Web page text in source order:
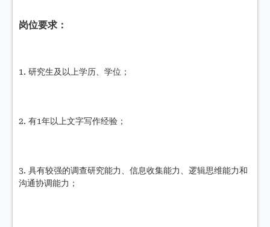
岗位要求：
1. 研究生及以上学历、学位；
2. 有1年以上文字写作经验；
3. 具有较强的调查研究能力、信息收集能力、逻辑思维能力和
沟通协调能力；